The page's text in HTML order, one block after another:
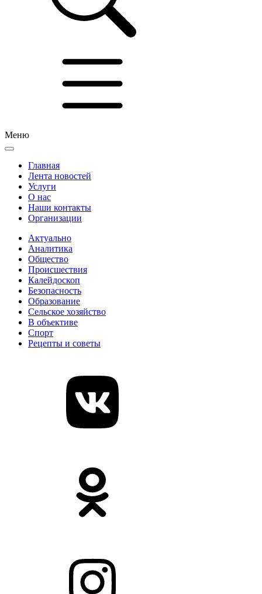
Меню
Главная
Лента новостей
Услуги
О нас
Наши контакты
Организации
Актуально
Аналитика
Общество
Происшествия
Калейдоскоп
Безопасность
Образование
Сельское хозяйство
В объективе
Спорт
Рецепты и советы